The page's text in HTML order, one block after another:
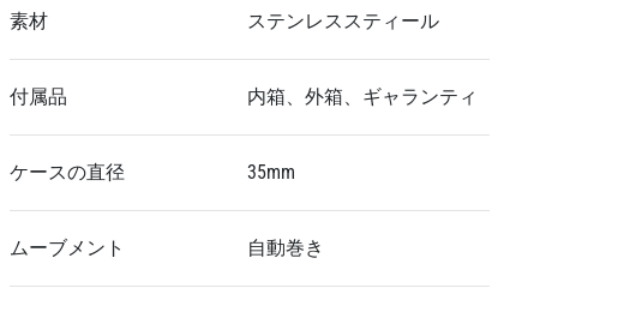
素材 ステンレススティール
付属品 内箱、外箱、ギャランティ
ケースの直径 35mm
ムーブメント 自動巻き